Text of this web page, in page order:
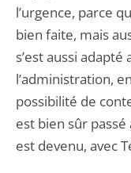
l’urgence, parce
bien faite, mais
s’est aussi
l’administration,
possibilité de
est bien sûr
est devenu, avec